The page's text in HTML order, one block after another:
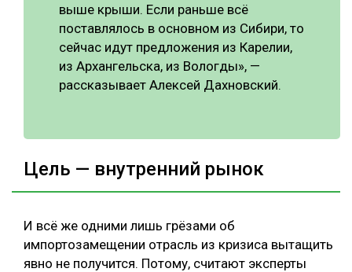
выше крыши. Если раньше всё
поставлялось в основном из Сибири, то
сейчас идут предложения из Карелии,
из Архангельска, из Вологды», —
рассказывает Алексей Дахновский.
Цель — внутренний рынок
И всё же одними лишь грёзами об
импортозамещении отрасль из кризиса вытащить
явно не получится. Потому, считают эксперты